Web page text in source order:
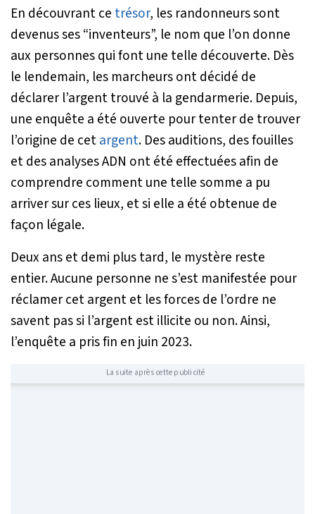
En découvrant ce trésor, les randonneurs sont
devenus ses “inventeurs”, le nom que l’on donne
aux personnes qui font une telle découverte. Dès
le lendemain, les marcheurs ont décidé de
déclarer l’argent trouvé à la gendarmerie. Depuis,
une enquête a été ouverte pour tenter de trouver
l’origine de cetargent. Des auditions, des fouilles
et des analyses ADN ont été effectuées afin de
comprendre comment une telle somme a pu
arriver sur ces lieux, et si elle a été obtenue de
façon légale.
Deux ans et demi plus tard, le mystère reste
entier. Aucune personne ne s’est manifestée pour
réclamer cet argent et les forces de l’ordre ne
savent pas si l’argent est illicite ou non. Ainsi,
l’enquête a pris fin en juin 2023.
La suite après cette publicité